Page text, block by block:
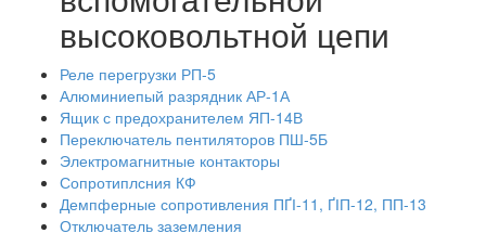
высоковольтной цепи
Реле перегрузки РП-5
Алюминиепый разрядник АР-1А
Ящик с предохранителем ЯП-14В
Переключатель пентиляторов ПШ-5Б
Электромагнитные контакторы
Сопротиплсния КФ
Демпферные сопротивления ПҐІ-11, ҐІП-12, ПП-13
Отключатель заземления